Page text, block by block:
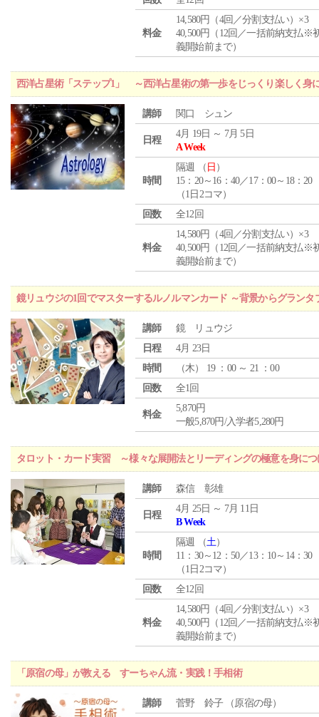
料金
14,580円（4回／分割支払い）×3
40,500円（12回／一括前納支払※
義開始前まで）
西洋占星術「ステップ1」 ～西洋占星術の第一歩をじっくり楽しく身
講師 関口 シュン
日程
4月 19日 ～ 7月 5日
A Week
時間
隔週 （ 日 ）
15：20～16：40／17：00～18：20
（1日2コマ）
回数
全12回
料金
14,580円（4回／分割支払い）×3
40,500円（12回／一括前納支払※
義開始前まで）
鏡リュウジの1回でマスターするルノルマンカード ～背景からグランタ
講師
鏡 リュウジ
日程
4月 23日
時間
（木） 19 ：00 ～ 21 ：00
回数
全1回
料金
5,870円
一般5,870円/入学者5,280円
タロット・カード実習 ～様々な展開法とリーディングの極意を身につ
講師 森信 彰雄
日程
4月 25日 ～ 7月 11日
B Week
時間
隔週 （土）
11：30～12：50／13：10～14：30
（1日2コマ）
回数
全12回
料金
14,580円（4回／分割支払い）×3
40,500円（12回／一括前納支払※
義開始前まで）
「原宿の母」が教える すーちゃん流・実践！手相術
講師
菅野 鈴子 （原宿の母）